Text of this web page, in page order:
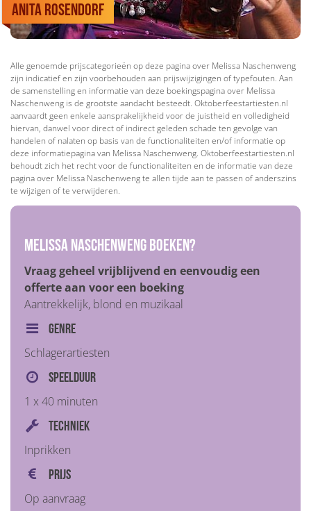
Anita Rosendorf
Alle genoemde prijscategorieën op deze pagina over Melissa Naschenweng
zijn indicatief en zijn voorbehouden aan prijswijzigingen of typefouten. Aan
de samenstelling en informatie van deze boekingspagina over Melissa
Naschenweng is de grootste aandacht besteedt. Oktoberfeestartiesten.nl
aanvaardt geen enkele aansprakelijkheid voor de juistheid en volledigheid
hiervan, danwel voor direct of indirect geleden schade ten gevolge van
handelen of nalaten op basis van de functionaliteiten en/of informatie op
deze informatiepagina van Melissa Naschenweng. Oktoberfeestartiesten.nl
behoudt zich het recht voor de functionaliteiten en de informatie van deze
pagina over Melissa Naschenweng te allen tijde aan te passen of anderszins
te wijzigen of te verwijderen.
Melissa Naschenweng boeken?
Vraag geheel vrijblijvend en eenvoudig een
offerte aan voor een boeking
Aantrekkelijk, blond en muzikaal
Genre
Schlagerartiesten
Speelduur
1 x 40 minuten
Techniek
Inprikken
Prijs
Op aanvraag